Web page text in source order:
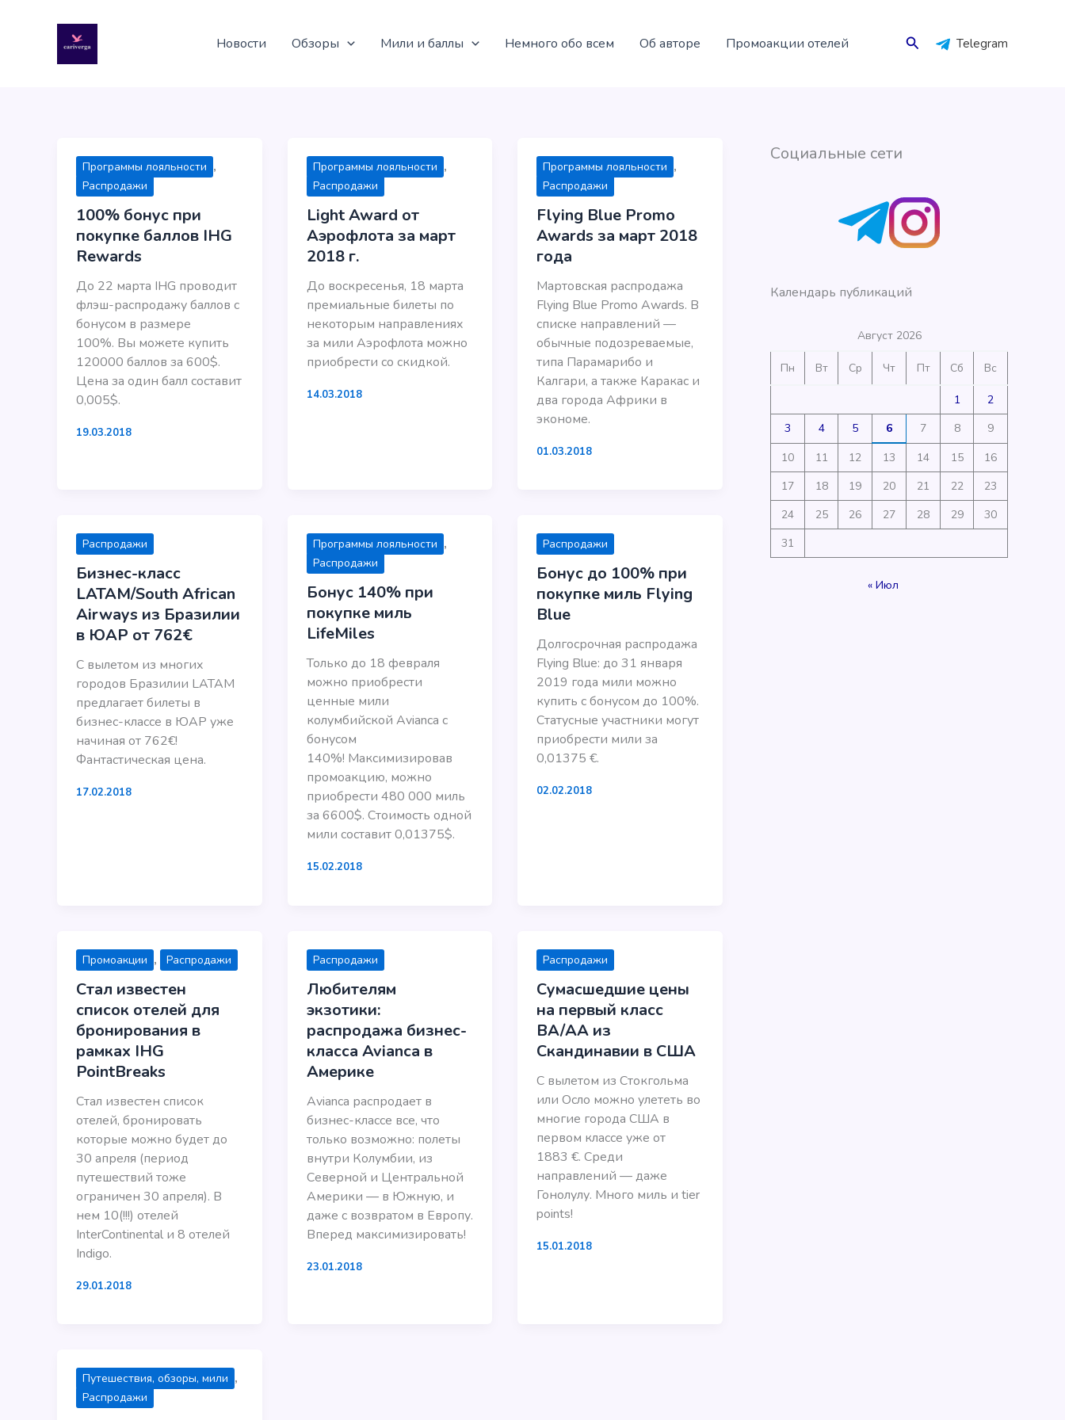
содержимому
Новости Обзоры Мили и баллы Немного обо всем Об авторе Промоакции отелей Поиск Telegram
Программы лояльности ,
Распродажи
100% бонус при
покупке баллов IHG
Rewards
До 22 марта IHG проводит
флэш-распродажу баллов с
бонусом в размере
100%. Вы можете купить
120000 баллов за 600$.
Цена за один балл составит
0,005$.
19.03.2018
Программы лояльности ,
Распродажи
Light Award от
Аэрофлота за март
2018 г.
До воскресенья, 18 марта
премиальные билеты по
некоторым направлениях
за мили Аэрофлота можно
приобрести со скидкой.
14.03.2018
Программы лояльности ,
Распродажи
Flying Blue Promo
Awards за март 2018
года
Мартовская распродажа
Flying Blue Promo Awards. В
списке направлений —
обычные подозреваемые,
типа Парамарибо и
Калгари, а также Каракас и
два города Африки в
экономе.
01.03.2018
Распродажи
Бизнес-класс
LATAM/South African
Airways из Бразилии
в ЮАР от 762€
С вылетом из многих
городов Бразилии LATAM
предлагает билеты в
бизнес-классе в ЮАР уже
начиная от 762€!
Фантастическая цена.
17.02.2018
Программы лояльности ,
Распродажи
Бонус 140% при
покупке миль
LifeMiles
Только до 18 февраля
можно приобрести
ценные мили
колумбийской Avianca с
бонусом
140%! Максимизировав
промоакцию, можно
приобрести 480 000 миль
за 6600$. Стоимость одной
мили составит 0,01375$.
15.02.2018
Распродажи
Бонус до 100% при
покупке миль Flying
Blue
Долгосрочная распродажа
Flying Blue: до 31 января
2019 года мили можно
купить с бонусом до 100%.
Статусные участники могут
приобрести мили за
0,01375 €.
02.02.2018
Промоакции , Распродажи
Стал известен
список отелей для
бронирования в
рамках IHG
PointBreaks
Cтал известен список
отелей, бронировать
которые можно будет до
30 апреля (период
путешествий тоже
ограничен 30 апреля). В
нем 10(!!!) отелей
InterContinental и 8 отелей
Indigo.
29.01.2018
Распродажи
Любителям
экзотики:
распродажа бизнес-
класса Avianca в
Америке
Avianca распродает в
бизнес-классе все, что
только возможно: полеты
внутри Колумбии, из
Северной и Центральной
Америки — в Южную, и
даже с возвратом в Европу.
Вперед максимизировать!
23.01.2018
Распродажи
Сумасшедшие цены
на первый класс
BA/AA из
Скандинавии в США
С вылетом из Стокгольма
или Осло можно улететь во
многие города США в
первом классе уже от
1883 €. Среди
направлений — даже
Гонолулу. Много миль и tier
points!
15.01.2018
Путешествия, обзоры, мили ,
Распродажи
Социальные сети
Календарь публикаций
Август 2026
Пн Вт Ср Чт Пт Сб Вс
1
2
3
4 5 6 7 8
9
10
11 12 13 14 15
16
17
18 19 20 21 22
23
24
25 26 27 28 29
30
31
« Июл